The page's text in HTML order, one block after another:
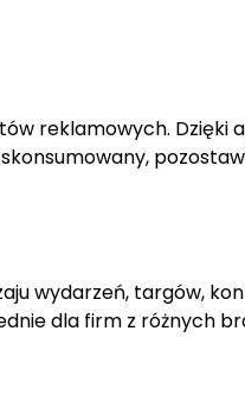
reklamowych. Dzięki
wydarzeń, targów,
dla firm z różnych